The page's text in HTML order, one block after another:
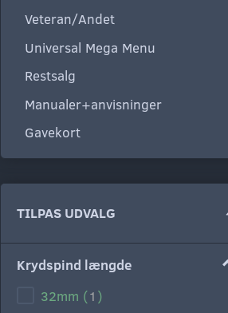
Veteran/Andet
Universal Mega Menu
Restsalg
Manualer+anvisninger
Gavekort
TILPAS UDVALG
Krydspind længde
32mm (1 )